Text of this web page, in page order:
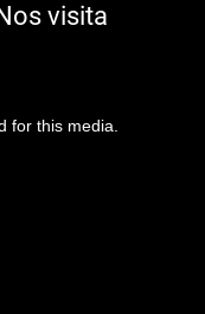
visita
for this media.